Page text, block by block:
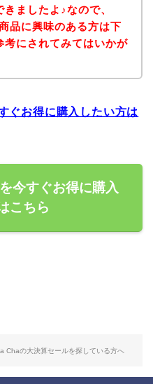
ましたよ♪なので、
品に興味のある方は下
考にされてみてはいかが
ぐお得に購入したい方は
今すぐお得に購入
こちら
Chaの大決算セールを探している方へ